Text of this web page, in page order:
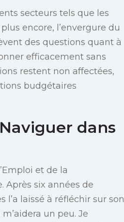
secteurs tels que les
encore, l’envergure du
des questions quant à
efficacement sans
restent non affectées,
budgétaires
dans
et de la
Après six années de
laissé à réfléchir sur son
un peu. Je